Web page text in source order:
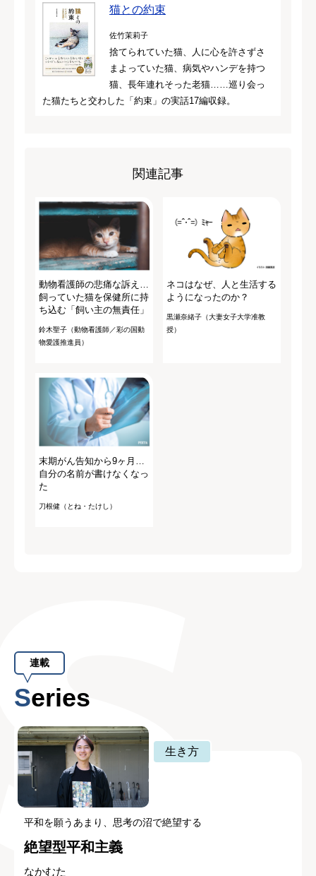
猫との約束
佐竹茉莉子
捨てられていた猫、人に心を許さずさ
まよっていた猫、病気やハンデを持つ
猫、長年連れそった老猫……巡り会っ
た猫たちと交わした「約束」の実話17編収録。
関連記事
動物看護師の悲痛な訴え…
飼っていた猫を保健所に持
ち込む「飼い主の無責任」
鈴木聖子（動物看護師／彩の国動
物愛護推進員）
ネコはなぜ、人と生活する
ようになったのか？
黒瀬奈緒子（大妻女子大学准教
授）
末期がん告知から9ヶ月…
自分の名前が書けなくなっ
た
刀根健（とね・たけし）
連載
Series
生き方
平和を願うあまり、思考の沼で絶望する
絶望型平和主義
なかむた